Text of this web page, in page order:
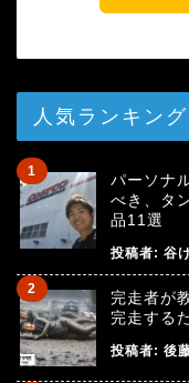
人気ランキング
パーソナ
べき、タ
品11選
投稿者: 谷
完走者が
完走する
投稿者: 後